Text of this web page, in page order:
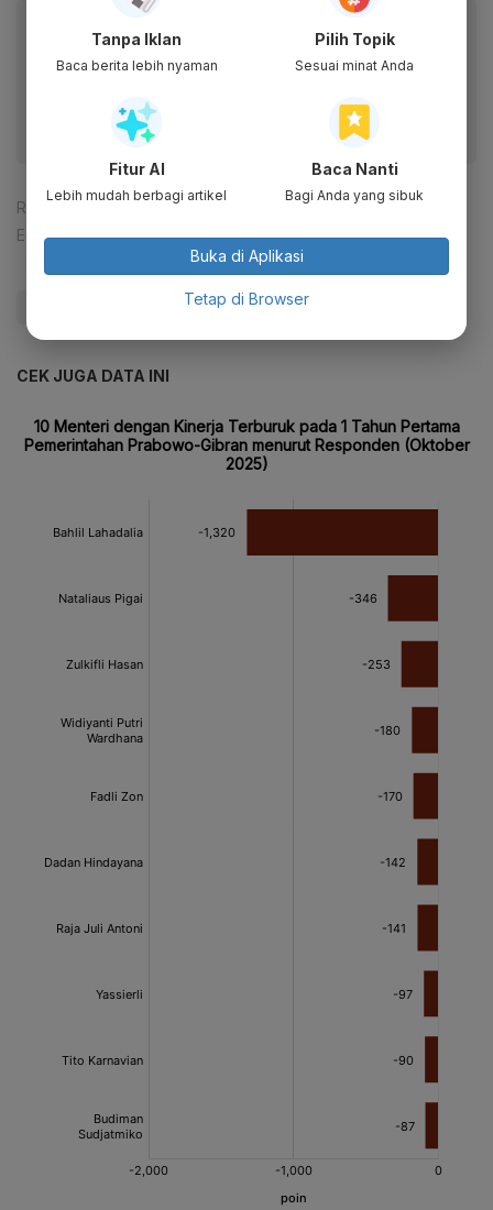
Dapatkan pengalaman membaca lebih nyaman dan nikmati
Reporter:
Muhamad Fajar Riyandanu
Editor: Ameidyo Daud Nasution
#tambang
CEK JUGA DATA INI
Tanpa Iklan
Baca berita lebih nyaman
Pilih Topik
Sesuai minat Anda
Fitur AI
Lebih mudah berbagi artikel
Baca Nanti
Bagi Anda yang sibuk
Buka di Aplikasi
Tetap di Browser